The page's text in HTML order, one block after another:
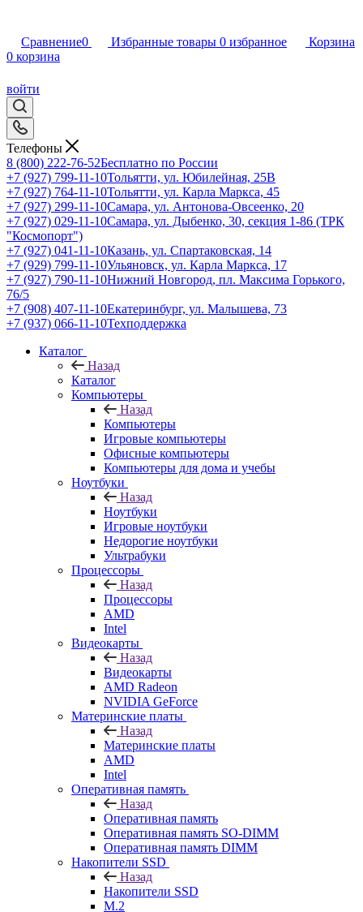
Сравнение0 Избранные товары 0 избранное
Корзина
0 корзина
войти
Телефоны
8 (800) 222-76-52Бесплатно по России
+7 (927) 799-11-10Тольятти, ул. Юбилейная, 25В
+7 (927) 764-11-10Тольятти, ул. Карла Маркса, 45
+7 (927) 299-11-10Самара, ул. Антонова-Овсеенко, 20
+7 (927) 029-11-10Самара, ул. Дыбенко, 30, секция 1-86 (ТРК
"Космопорт")
+7 (927) 041-11-10Казань, ул. Спартаковская, 14
+7 (929) 799-11-10Ульяновск, ул. Карла Маркса, 17
+7 (927) 790-11-10Нижний Новгород, пл. Максима Горького,
76/5
+7 (908) 407-11-10Екатеринбург, ул. Малышева, 73
+7 (937) 066-11-10Техподдержка
Каталог
Назад
Каталог
Компьютеры
Назад
Компьютеры
Игровые компьютеры
Офисные компьютеры
Компьютеры для дома и учебы
Ноутбуки
Назад
Ноутбуки
Игровые ноутбуки
Недорогие ноутбуки
Ультрабуки
Процессоры
Назад
Процессоры
AMD
Intel
Видеокарты
Назад
Видеокарты
AMD Radeon
NVIDIA GeForce
Материнские платы
Назад
Материнские платы
AMD
Intel
Оперативная память
Назад
Оперативная память
Оперативная память SO-DIMM
Оперативная память DIMM
Накопители SSD
Назад
Накопители SSD
M.2